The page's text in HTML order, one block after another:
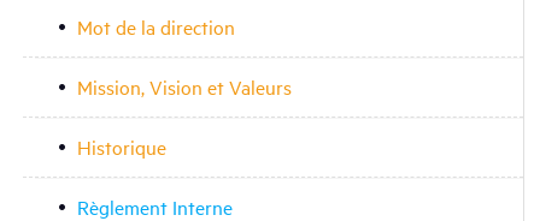
Mot de la direction
Mission, Vision et Valeurs
Historique
Règlement Interne